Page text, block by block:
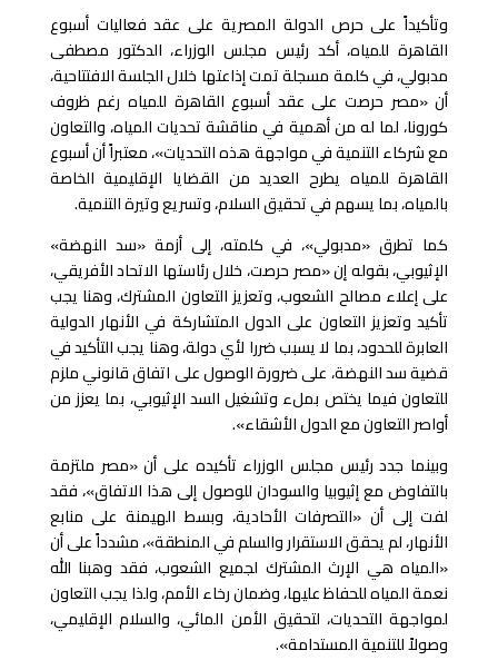
وتأكيداً على حرص الدولة المصرية على عقد فعاليات أسبوع
القاهرة للمياه، أكد رئيس مجلس الوزراء، الدكتور مصطفى
مدبولي، في كلمة مسجلة تمت إذاعتها خلال الجلسة الافتتاحية،
أن «مصر حرصت على عقد أسبوع القاهرة للمياه رغم ظروف
كورونا، لما له من أهمية في مناقشة تحديات المياه، والتعاون
مع شركاء التنمية في مواجهة هذه التحديات»، معتبراً أن أسبوع
القاهرة للمياه يطرح العديد من القضايا الإقليمية الخاصة
بالمياه، بما يسهم في تحقيق السلام، وتسريع وتيرة التنمية.
كما تطرق «مدبولي»، في كلمته، إلى أزمة «سد النهضة»
الإثيوبي، بقوله إن «مصر حرصت، خلال رئاستها الاتحاد الأفريقي،
على إعلاء مصالح الشعوب، وتعزيز التعاون المشترك، وهنا يجب
تأكيد وتعزيز التعاون على الدول المتشاركة في الأنهار الدولية
العابرة للحدود، بما لا يسبب ضررا لأي دولة، وهنا يجب التأكيد في
قضية سد النهضة، على ضرورة الوصول على اتفاق قانوني ملزم
للتعاون فيما يختص بملء وتشغيل السد الإثيوبي، بما يعزز من
أواصر التعاون مع الدول الأشقاء».
وبينما جدد رئيس مجلس الوزراء تأكيده على أن «مصر ملتزمة
بالتفاوض مع إثيوبيا والسودان للوصول إلى هذا الاتفاق»، فقد
لفت إلى أن «التصرفات الأحادية، وبسط الهيمنة على منابع
الأنهار، لم يحقق الاستقرار والسلم في المنطقة»، مشدداً على أن
«المياه هي الإرث المشترك لجميع الشعوب، فقد وهبنا الله
نعمة المياه للحفاظ عليها، وضمان رخاء الأمم، ولذا يجب التعاون
لمواجهة التحديات، لتحقيق الأمن المائي، والسلام الإقليمي،
وصولاً للتنمية المستدامة».